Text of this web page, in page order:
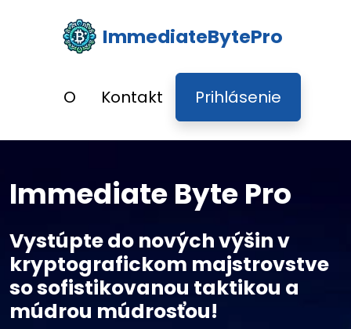
ImmediateBytePro
O Kontakt Prihlásenie
Immediate Byte Pro
Vystúpte do nových výšin v
kryptografickom majstrovstve
so sofistikovanou taktikou a
múdrou múdrosťou!